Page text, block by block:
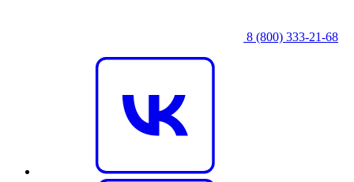
8 (800) 333‑21-68